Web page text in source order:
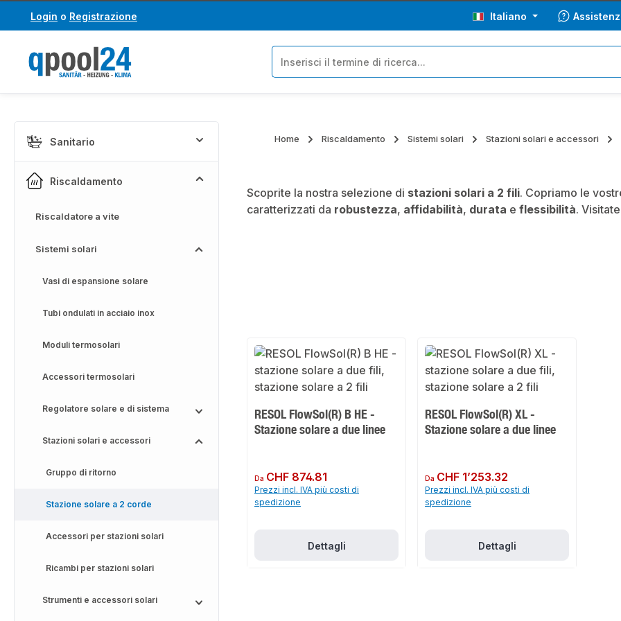
al contenuto principale
Salta alla ricerca
Login o Registrazione Italiano
Sanitario
Riscaldamento
Riscaldatore a vite
Sistemi solari
Vasi di espansione solare
Tubi ondulati in acciaio inox
Moduli termosolari
Accessori termosolari
Regolatore solare e di sistema
Stazioni solari e accessori
Gruppo di ritorno
Stazione solare a 2 corde
Accessori per stazioni solari
Ricambi per stazioni solari
Strumenti e accessori solari
Home Riscaldamento Sistemi solari Stazioni solari e accessori
Scoprite la nostra selezione di stazioni solari a 2 fili. Copriamo le
caratterizzati da robustezza, affidabilità, durata e flessibilità.
RESOL FlowSol(R) B HE -
Stazione solare a due linee
Prezzo normale:
Da CHF 874.81
Prezzi incl. IVA più costi di
spedizione
Dettagli
RESOL FlowSol(R) XL -
Stazione solare a due linee
Prezzo normale:
Da CHF 1’253.32
Prezzi incl. IVA più costi di
spedizione
Dettagli